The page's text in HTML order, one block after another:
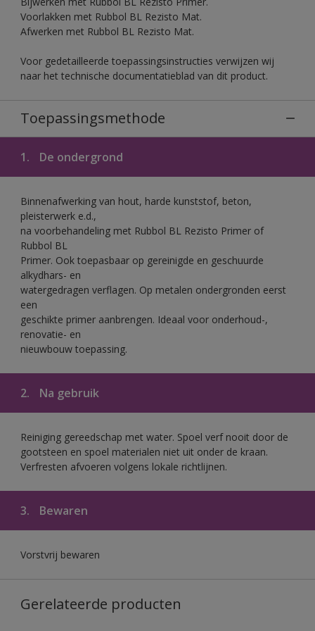
Voorlakken met Rubbol BL Rezisto Mat.
Afwerken met Rubbol BL Rezisto Mat.
Voor gedetailleerde toepassingsinstructies verwijzen wij
naar het technische documentatieblad van dit product.
Toepassingsmethode
1. De ondergrond
Binnenafwerking van hout, harde kunststof, beton,
pleisterwerk e.d.,
na voorbehandeling met Rubbol BL Rezisto Primer of
Rubbol BL
Primer. Ook toepasbaar op gereinigde en geschuurde
alkydhars- en
watergedragen verflagen. Op metalen ondergronden eerst
een
geschikte primer aanbrengen. Ideaal voor onderhoud-,
renovatie- en
nieuwbouw toepassing.
2. Na gebruik
Reiniging gereedschap met water. Spoel verf nooit door de
gootsteen en spoel materialen niet uit onder de kraan.
Verfresten afvoeren volgens lokale richtlijnen.
3. Bewaren
Vorstvrij bewaren
Gerelateerde producten